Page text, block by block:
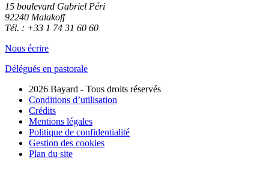
15 boulevard Gabriel Péri
92240 Malakoff
Tél. : +33 1 74 31 60 60
Nous écrire
Délégués en pastorale
2026 Bayard - Tous droits réservés
Conditions d’utilisation
Crédits
Mentions légales
Politique de confidentialité
Gestion des cookies
Plan du site